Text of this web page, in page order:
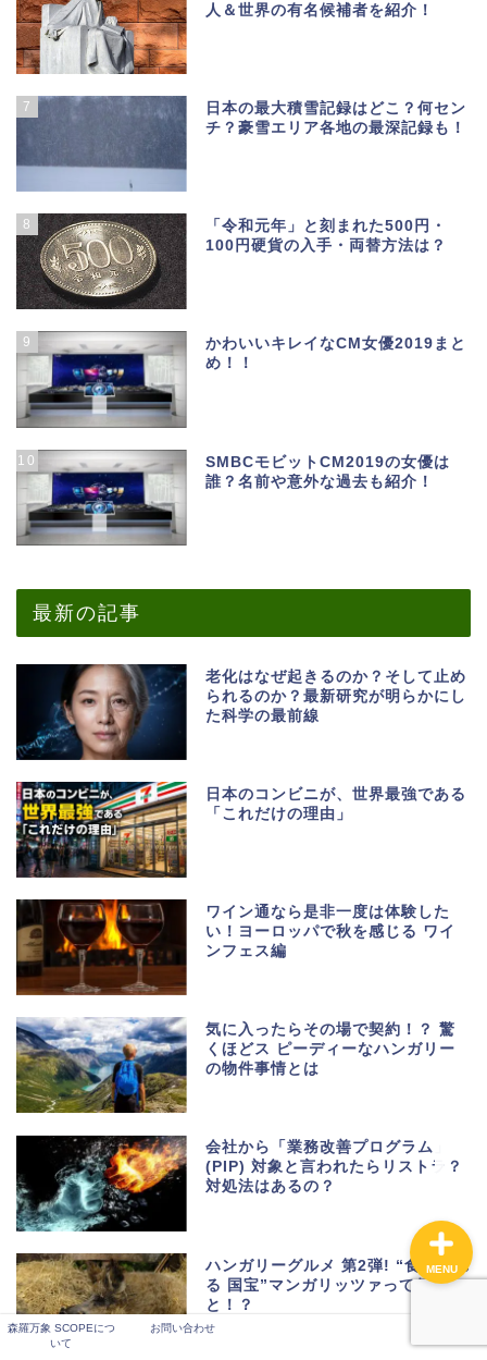
人＆世界の有名候補者を紹介！
7
日本の最大積雪記録はどこ？何セン
チ？豪雪エリア各地の最深記録も！
8
「令和元年」と刻まれた500円・
100円硬貨の入手・両替方法は？
9
かわいいキレイなCM女優2019まと
め！！
10
SMBCモビットCM2019の女優は
誰？名前や意外な過去も紹介！
最新の記事
老化はなぜ起きるのか？そして止め
られるのか？最新研究が明らかにし
た科学の最前線
日本のコンビニが、世界最強である
「これだけの理由」
ワイン通なら是非一度は体験した
い！ヨーロッパで秋を感じる ワイ
ンフェス編
気に入ったらその場で契約！？ 驚
くほどス ピーディーなハンガリー
の物件事情とは
会社から「業務改善プログラム」
(PIP) 対象と言われたらリストラ？
対処法はあるの？
ハンガリーグルメ 第2弾! “食べられ
る 国宝”マンガリッツァって何のこ
と！？
森羅万象 SCOPEにつ
いて
お問い合わせ
MENU
話題・ニュース
観る・buy・コト
おすすめスポット
おすすめイベント